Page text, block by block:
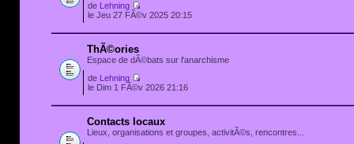
de
Lehning
le Jeu 27 FÃ©v 2025 20:15
ThÃ©ories
Espace de dÃ©bats sur l'anarchisme
de
Lehning
le Dim 1 FÃ©v 2026 21:16
Contacts locaux
Lieux, organisations et groupes, activitÃ©s, rencontres...